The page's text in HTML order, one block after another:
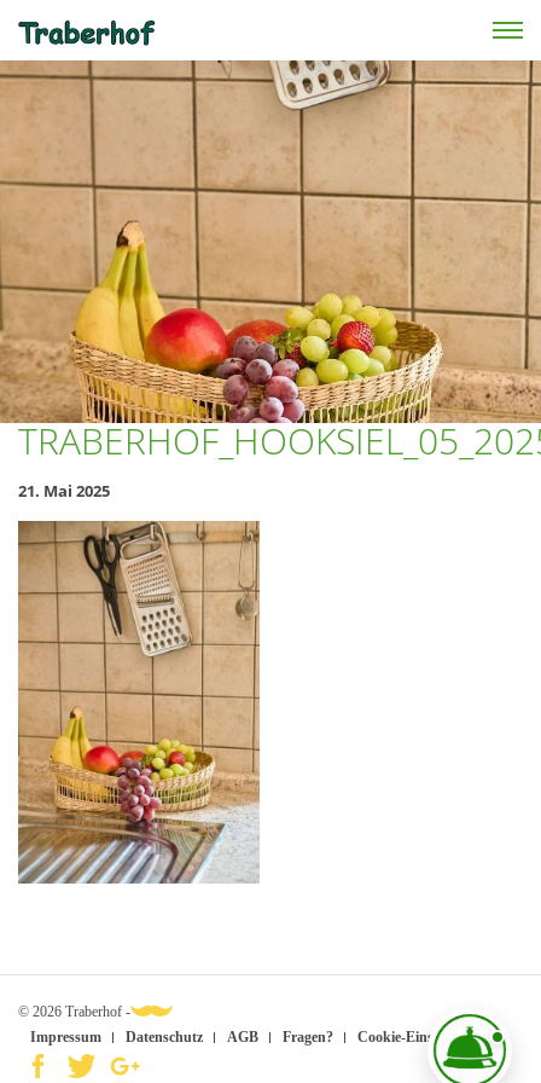
Skip to main content
21. Mai 2025
© 2026 Traberhof -
Impressum
Datenschutz AGB Fragen? Cookie-Einstellungen